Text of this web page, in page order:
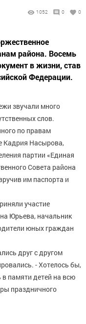
1052 0 0
района. Восемь
в жизни, став
Федерации.
звучали много
слов.
по правам
Кадрия Насырова,
партии «Единая
Совета района
им паспорта и
участие
Юрьева, начальник
юных граждан
друг с другом
- Хотелось бы,
памяти детей на всю
праздничного